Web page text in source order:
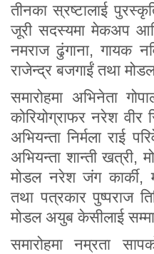
तीनका स्रष्टालाई
जूरी सदस्यमा मेकअप
नमराज ढुंगाना, गायक
राजेन्द्र बजगाईं तथा
समारोहमा अभिनेता
कोरियोग्राफर नरेश वीर
अभियन्ता निर्मला राई
अभियन्ता शान्ती खत्री,
मोडल नरेश जंग कार्की,
तथा पत्रकार पुष्पराज
मोडल अयुब केसीलाई
समारोहमा नम्रता